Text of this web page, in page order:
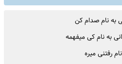
به نام صدام کن
به نام کی میفهمه
رفتنی میره